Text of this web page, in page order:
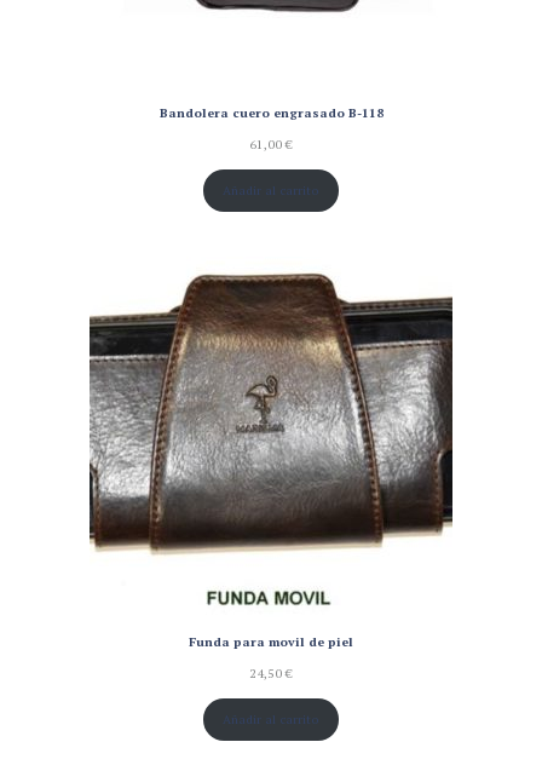
Bandolera cuero engrasado B-118
61,00€
Añadir al carrito
Funda para movil de piel
24,50€
Añadir al carrito